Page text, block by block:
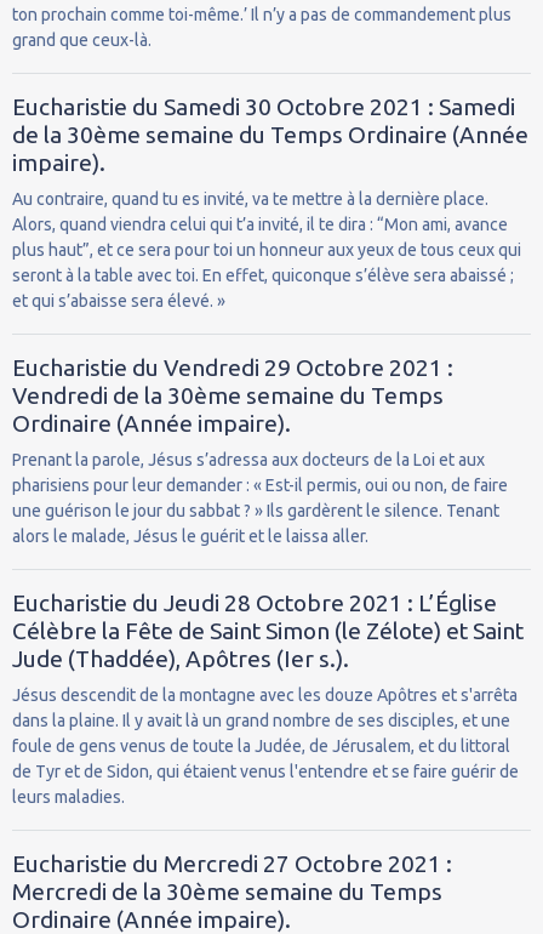
ton prochain comme toi-même.’ Il n’y a pas de commandement plus
grand que ceux-là.
Eucharistie du Samedi 30 Octobre 2021 : Samedi
de la 30ème semaine du Temps Ordinaire (Année
impaire).
Au contraire, quand tu es invité, va te mettre à la dernière place.
Alors, quand viendra celui qui t’a invité, il te dira : “Mon ami, avance
plus haut”, et ce sera pour toi un honneur aux yeux de tous ceux qui
seront à la table avec toi. En effet, quiconque s’élève sera abaissé ;
et qui s’abaisse sera élevé. »
Eucharistie du Vendredi 29 Octobre 2021 :
Vendredi de la 30ème semaine du Temps
Ordinaire (Année impaire).
Prenant la parole, Jésus s’adressa aux docteurs de la Loi et aux
pharisiens pour leur demander : « Est-il permis, oui ou non, de faire
une guérison le jour du sabbat ? » Ils gardèrent le silence. Tenant
alors le malade, Jésus le guérit et le laissa aller.
Eucharistie du Jeudi 28 Octobre 2021 : L’Église
Célèbre la Fête de Saint Simon (le Zélote) et Saint
Jude (Thaddée), Apôtres (Ier s.).
Jésus descendit de la montagne avec les douze Apôtres et s'arrêta
dans la plaine. Il y avait là un grand nombre de ses disciples, et une
foule de gens venus de toute la Judée, de Jérusalem, et du littoral
de Tyr et de Sidon, qui étaient venus l'entendre et se faire guérir de
leurs maladies.
Eucharistie du Mercredi 27 Octobre 2021 :
Mercredi de la 30ème semaine du Temps
Ordinaire (Année impaire).